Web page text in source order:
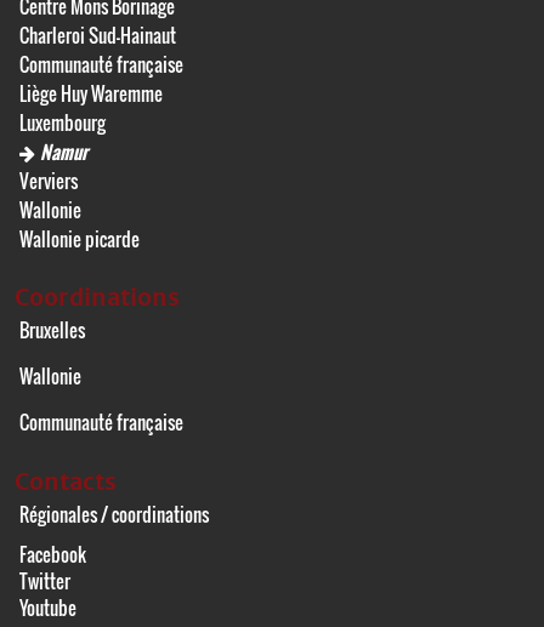
Centre Mons Borinage
Charleroi Sud-Hainaut
Communauté française
Liège Huy Waremme
Luxembourg
Namur
Verviers
Wallonie
Wallonie picarde
Coordinations
Bruxelles
Wallonie
Communauté française
Contacts
Régionales / coordinations
Facebook
Twitter
Youtube